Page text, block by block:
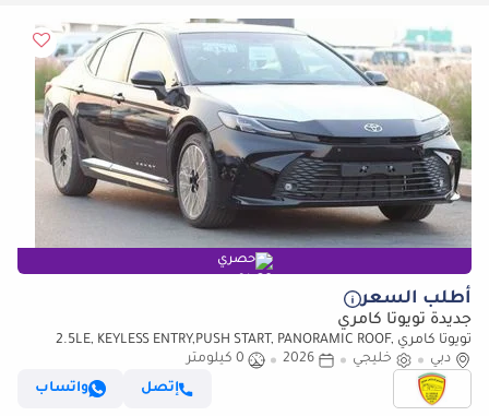
حصري
أطلب السعر
جديدة تويوتا كامري
تويوتا كامري 2.5LE, KEYLESS ENTRY,PUSH START, PANORAMIC ROOF,
ALLOY WHEELS, MODEL 2026
دبي خليجي 2026
0 كيلومتر
إتصل
واتساب